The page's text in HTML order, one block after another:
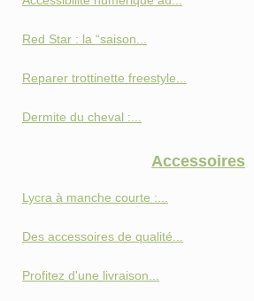
Red Star : la “saison...
Reparer trottinette freestyle...
Dermite du cheval :...
Accessoires
Lycra à manche courte :...
Des accessoires de qualité...
Profitez d'une livraison...